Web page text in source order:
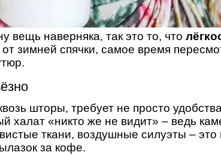
вещь наверняка, так это то, что
зимней спячки, самое время
шторы, требует не просто
халат «никто же не видит» – ведь
ткани, воздушные силуэты – это
за кофе.